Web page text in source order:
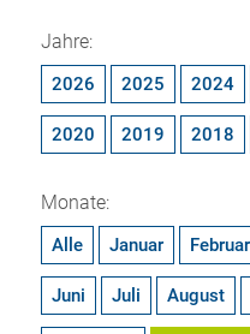
Jahre:
2026 2025 2024
2020 2019 2018
Monate:
Alle Januar Februar
Juni Juli August